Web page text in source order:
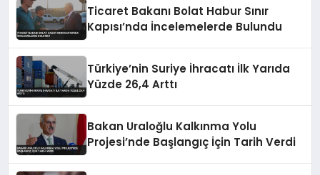
Ticaret Bakanı Bolat Habur Sınır
Kapısı’nda İncelemelerde Bulundu
Türkiye’nin Suriye İhracatı İlk Yarıda
Yüzde 26,4 Arttı
Bakan Uraloğlu Kalkınma Yolu
Projesi’nde Başlangıç İçin Tarih Verdi